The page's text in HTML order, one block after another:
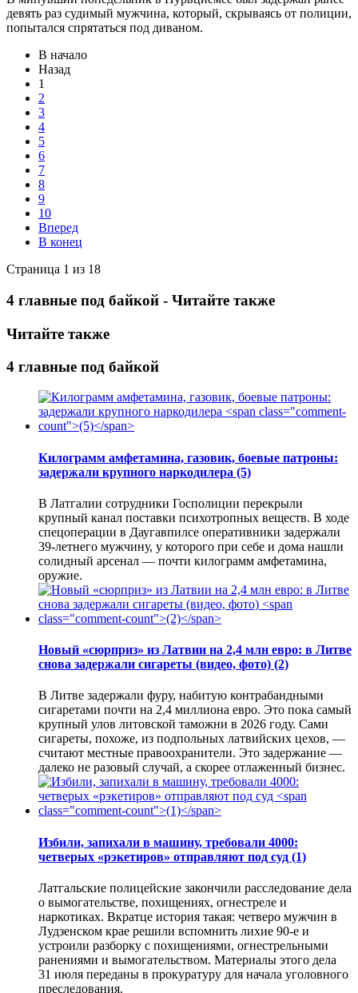
девять раз судимый мужчина, который, скрываясь от полиции,
попытался спрятаться под диваном.
В начало
Назад
1
2
3
4
5
6
7
8
9
10
Вперед
В конец
Страница 1 из 18
4 главные под байкой - Читайте также
Читайте также
4 главные под байкой
Килограмм амфетамина, газовик, боевые патроны:
задержали крупного наркодилера (5)
В Латгалии сотрудники Госполиции перекрыли
крупный канал поставки психотропных веществ. В ходе
спецоперации в Даугавпилсе оперативники задержали
39-летнего мужчину, у которого при себе и дома нашли
солидный арсенал — почти килограмм амфетамина,
оружие.
Новый «сюрприз» из Латвии на 2,4 млн евро: в Литве
снова задержали сигареты (видео, фото) (2)
В Литве задержали фуру, набитую контрабандными
сигаретами почти на 2,4 миллиона евро. Это пока самый
крупный улов литовской таможни в 2026 году. Сами
сигареты, похоже, из подпольных латвийских цехов, —
считают местные правоохранители. Это задержание —
далеко не разовый случай, а скорее отлаженный бизнес.
Избили, запихали в машину, требовали 4000:
четверых «рэкетиров» отправляют под суд (1)
Латгальские полицейские закончили расследование дела
о вымогательстве, похищениях, огнестреле и
наркотиках. Вкратце история такая: четверо мужчин в
Лудзенском крае решили вспомнить лихие 90-е и
устроили разборку с похищениями, огнестрельными
ранениями и вымогательством. Материалы этого дела
31 июля переданы в прокуратуру для начала уголовного
преследования.